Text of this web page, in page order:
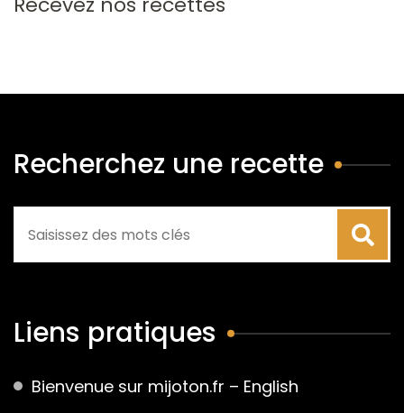
Recherchez une recette
Liens pratiques
Bienvenue sur mijoton.fr – English